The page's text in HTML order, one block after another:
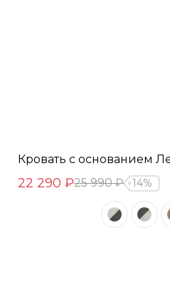
Кровать с основанием
22 290 ₽25 990 ₽ 14%